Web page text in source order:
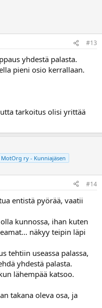
#13
yhdestä palasta.
pieni osio kerrallaan.
tarkoitus olisi yrittää
MotOrg ry - Kunniajäsen
#14
entistä pyörää, vaatii
kunnossa, ihan kuten
näkyy teipin läpi
tehtiin useassa palassa,
yhdestä palasta.
lähempää katsoo.
takana oleva osa, ja